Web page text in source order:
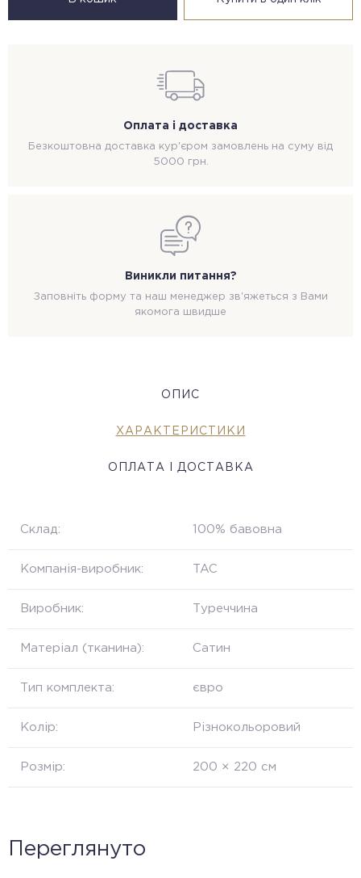
Оплата і доставка
Безкоштовна доставка кур'єром замовлень на суму від
5000 грн.
Виникли питання?
Заповніть форму та наш менеджер зв'яжеться з Вами
якомога швидше
ОПИС
ХАРАКТЕРИСТИКИ
ОПЛАТА І ДОСТАВКА
Склад: 100% бавовна
Компанія-виробник: TAC
Виробник: Туреччина
Матеріал (тканина): Cатин
Тип комплекта: євро
Колір: Різнокольоровий
Розмір: 200 × 220 см
Переглянуто